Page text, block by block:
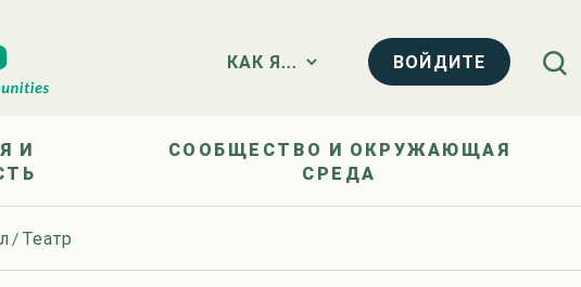
КАК Я... ВОЙДИТЕ
И
СООБЩЕСТВО И ОКРУЖАЮЩАЯ
СРЕДА
/ Театр